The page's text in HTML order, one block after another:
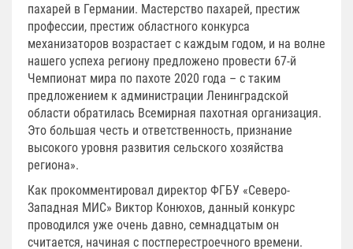
пахарей в Германии. Мастерство пахарей, престиж
профессии, престиж областного конкурса
механизаторов возрастает с каждым годом, и на волне
нашего успеха региону предложено провести 67-й
Чемпионат мира по пахоте 2020 года – с таким
предложением к администрации Ленинградской
области обратилась Всемирная пахотная организация.
Это большая честь и ответственность, признание
высокого уровня развития сельского хозяйства
региона».
Как прокомментировал директор ФГБУ «Северо-
Западная МИС» Виктор Конюхов, данный конкурс
проводился уже очень давно, семнадцатым он
считается, начиная с постперестроечного времени.